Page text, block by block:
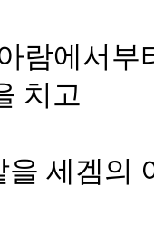
람에서
치고
을 세겜의